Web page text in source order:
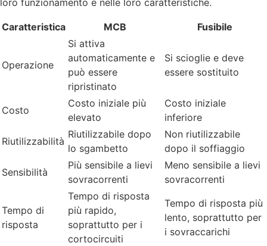
Caratteristica MCB Fusibile
Operazione
Si attiva
automaticamente e
può essere
ripristinato
Si scioglie e deve
essere sostituito
Costo
Costo iniziale più
elevato
Costo iniziale
inferiore
Riutilizzabilità
Riutilizzabile dopo
lo sgambetto
Non riutilizzabile
dopo il soffiaggio
Sensibilità
Più sensibile a lievi
sovracorrenti
Meno sensibile a lievi
sovracorrenti
Tempo di
risposta
Tempo di risposta
più rapido,
soprattutto per i
cortocircuiti
Tempo di risposta più
lento, soprattutto per
i sovraccarichi